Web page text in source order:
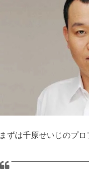
まずは千原せいじのプ